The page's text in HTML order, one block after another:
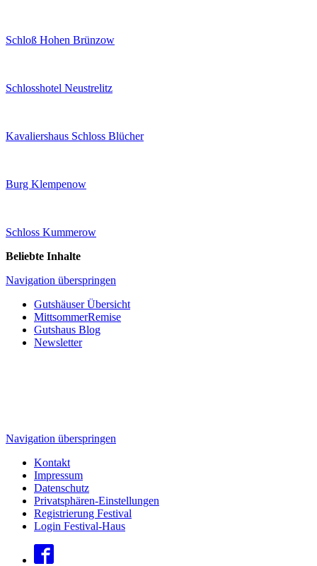
Schloß Hohen Brünzow
Schlosshotel Neustrelitz
Kavaliershaus Schloss Blücher
Burg Klempenow
Schloss Kummerow
Beliebte Inhalte
Navigation überspringen
Gutshäuser Übersicht
MittsommerRemise
Gutshaus Blog
Newsletter
Navigation überspringen
Kontakt
Impressum
Datenschutz
Privatsphären-Einstellungen
Registrierung Festival
Login Festival-Haus